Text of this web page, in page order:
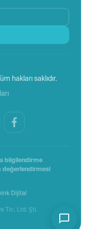
hakları saklıdır.
bilgilendirme
değerlendirmesi
Dijital
Tic. Ltd. Şti.